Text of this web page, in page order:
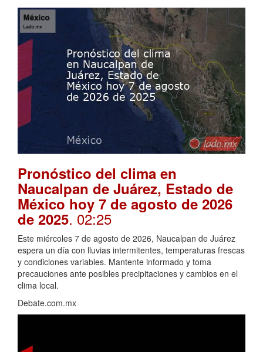
Pronóstico del clima en
Naucalpan de Juárez, Estado de
México hoy 7 de agosto de 2026
de 2025. 02:25
Este miércoles 7 de agosto de 2026, Naucalpan de Juárez
espera un día con lluvias intermitentes, temperaturas frescas
y condiciones variables. Mantente informado y toma
precauciones ante posibles precipitaciones y cambios en el
clima local.
Debate.com.mx